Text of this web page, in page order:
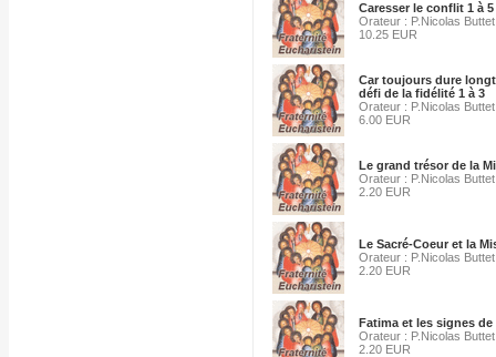
Caresser le conflit 1 à 5
Orateur : P.Nicolas Buttet
10.25 EUR
Car toujours dure
défi de la fidélité 1 à 3
Orateur : P.Nicolas Buttet
6.00 EUR
Le grand trésor de la
Orateur : P.Nicolas Buttet
2.20 EUR
Le Sacré-Coeur et la
Orateur : P.Nicolas Buttet
2.20 EUR
Fatima et les signes
Orateur : P.Nicolas Buttet
2.20 EUR